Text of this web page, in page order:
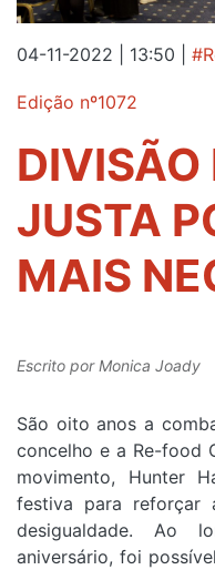
04-11-2022 | 13:50
Edição nº1072
DIVISÃO
JUSTA
MAIS
Escrito porMonica Joady
São oito anos a
concelho e a Re-food
movimento, Hunter
festiva para reforçar
desigualdade. Ao
aniversário, foi